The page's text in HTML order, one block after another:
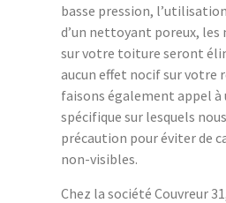
basse pression,
d’un nettoyant poreux, les
sur votre toiture seront
aucun effet nocif sur votre
faisons également appel
spécifique sur lesquels
précaution pour éviter de
non-visibles.
Chez la société Couvreur